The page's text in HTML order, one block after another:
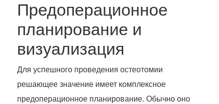
Предоперационное
планирование и
визуализация
Для успешного проведения остеотомии
решающее значение имеет комплексное
предоперационное планирование. Обычно оно